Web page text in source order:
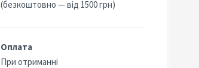
(безкоштовно — від 1500 грн)
Оплата
При отриманні